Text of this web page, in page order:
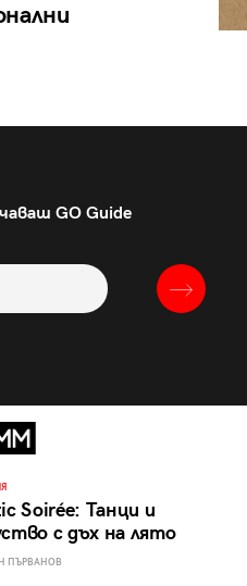
GO Guide
Soirée: Танци и
с дъх на лято
ПЪРВАНОВ